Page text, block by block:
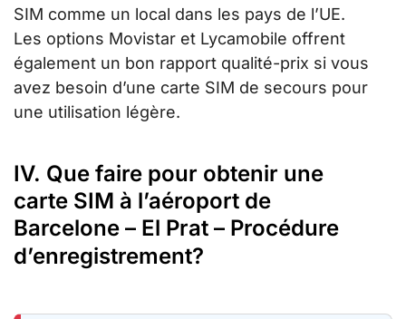
SIM comme un local dans les pays de l’UE.
Les options Movistar et Lycamobile offrent
également un bon rapport qualité-prix si vous
avez besoin d’une carte SIM de secours pour
une utilisation légère.
IV. Que faire pour obtenir une
carte SIM à l’aéroport de
Barcelone – El Prat – Procédure
d’enregistrement?